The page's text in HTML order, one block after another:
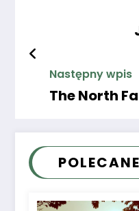
Następny wpis
The North